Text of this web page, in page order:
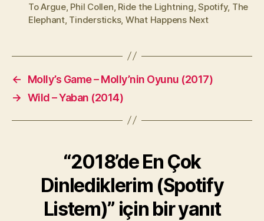
To Argue, Phil Collen Ride the Lightning ,Spotify, The
Elephant, Tindersticks, What Happens Next
←
Molly’s Game – Molly’nin Oyunu (2017)
→ Wild – Yaban (2014)
“2018’de En Çok
Dinlediklerim (Spotify
Listem)” için bir yanıt